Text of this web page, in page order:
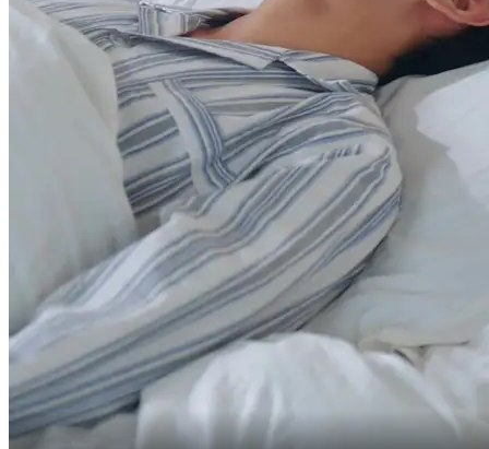
sadece yirmi kuruş!